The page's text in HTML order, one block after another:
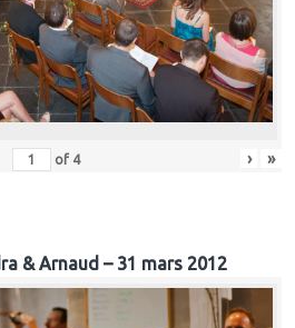
of 4 › »
& Arnaud – 31 mars 2012